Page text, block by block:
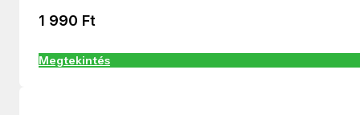
1 990 Ft
Megtekintés